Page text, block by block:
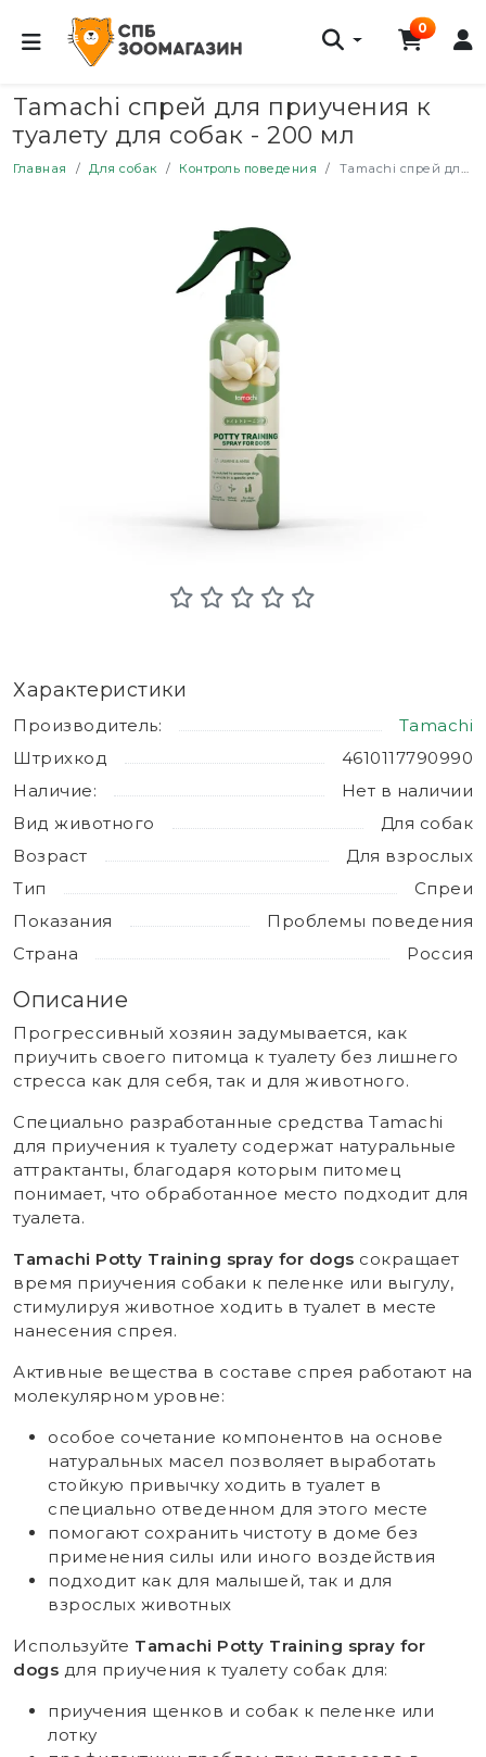
0
Tamachi спрей для приучения к
туалету для собак - 200 мл
Главная Для собак Контроль поведения Tamachi спрей для приучения к туалету для собак - 200 мл
Характеристики
Производитель:
Tamachi
Штрихкод
4610117790990
Наличие:
Нет в наличии
Вид животного
Для собак
Возраст
Для взрослых
Тип
Спреи
Показания
Проблемы поведения
Страна
Россия
Описание
Прогрессивный хозяин задумывается, как
приучить своего питомца к туалету без лишнего
стресса как для себя, так и для животного.
Специально разработанные средства Tamachi
для приучения к туалету содержат натуральные
аттрактанты, благодаря которым питомец
понимает, что обработанное место подходит для
туалета.
Tamachi Potty Training spray for dogs cокращает
время приучения собаки к пеленке или выгулу,
стимулируя животное ходить в туалет в месте
нанесения спрея.
Активные вещества в составе спрея работают на
молекулярном уровне:
особое сочетание компонентов на основе
натуральных масел позволяет выработать
стойкую привычку ходить в туалет в
специально отведенном для этого месте
помогают сохранить чистоту в доме без
применения силы или иного воздействия
подходит как для малышей, так и для
взрослых животных
Используйте Tamachi Potty Training spray for
dogs для приучения к туалету собак для:
приучения щенков и собак к пеленке или
лотку